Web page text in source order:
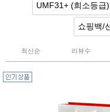
UMF31+ (희소등급)
쇼핑백/
최신순 리뷰수